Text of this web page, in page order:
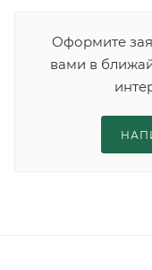
Оформите
вами в